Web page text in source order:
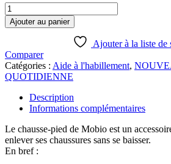
quantité
de
Chausse-
et
déchausseur
en
un !
Ajouter au panier
Ajouter à la liste de
Comparer
Catégories : Aide à l'habillement,
QUOTIDIENNE
Description
Informations complémentaires
Le chausse-pied de Mobio est un
enlever ses chaussures sans se baisser.
En bref :